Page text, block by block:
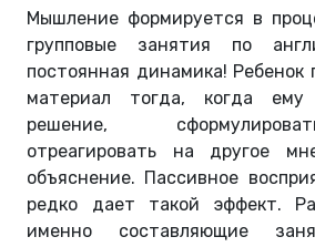
Мышление формируется в
групповые занятия по
постоянная динамика! Ребенок
материал тогда, когда
решение,
отреагировать на другое
объяснение. Пассивное
редко дает такой эффект.
именно составляющие